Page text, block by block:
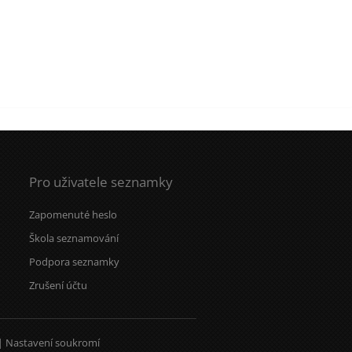
Pro uživatele seznamky
Zapomenuté heslo
Škola seznamování
Podpora seznamky
Zrušení účtu
| Nastavení soukromí